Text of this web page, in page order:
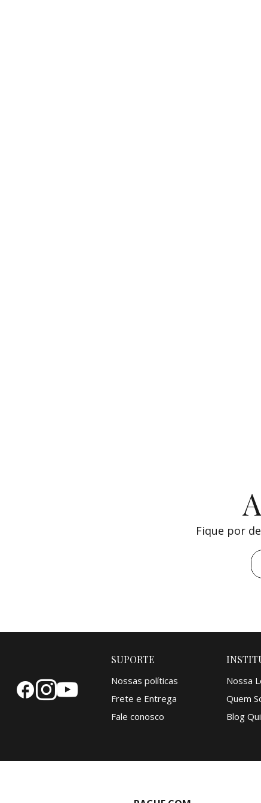
Fique por
SUPORTE
Nossas políticas
Frete e Entrega
Fale conosco
Nossa
Quem
Blog